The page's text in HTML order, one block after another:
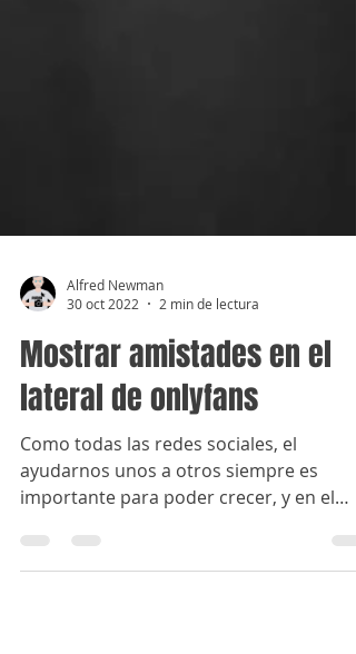
30 oct 2022
2 min de lectura
Mostrar amistades en el
lateral de onlyfans
Como todas las redes sociales, el
ayudarnos unos a otros siempre es
importante para poder crecer, y en el